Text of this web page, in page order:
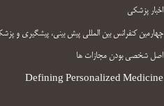
اخبار پزشکی
چهارمین کنفرانس بین المللی پیش بینی، پیشگیری و
اصل شخصی بودن مجازات ها
Defining Personalized Medicine